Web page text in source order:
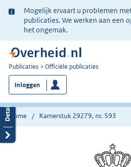
Ter
informatie:
Mogelijk ervaart u problemen
publicaties. We werken aan een
het ongemak.
U
bent
nu
hier:
Publicaties Officiële publicaties
Inloggen
Home Kamerstuk 29279, nr. 593